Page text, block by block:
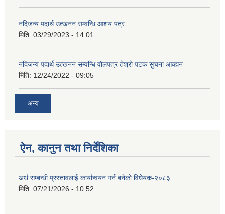
नदिजन्य पदार्थ उत्खनन सम्वन्धि आशय पत्र
मिति: 03/29/2023 - 14:01
नदिजन्य पदार्थ उत्खनन सम्वन्धि वोलपत्र तेश्रो पटक सुचना आव्ह्यन
मिति: 12/24/2022 - 09:05
अन्य
ऐन, कानुन तथा निर्देशिका
अर्थ सम्बन्धी प्रस्तावलाई कार्यान्वयन गर्न बनेको विधेयक-२०८३
मिति: 07/21/2026 - 10:52